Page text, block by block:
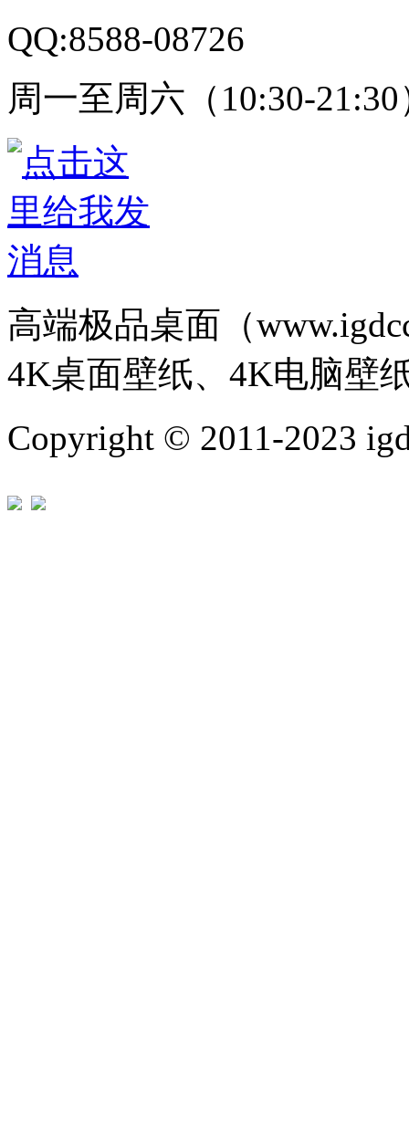
QQ:8588-08726
周一至周六（10:30-21:30
高端极品桌面（
4K桌面壁纸、4K电脑壁
Copyright © 2011-2023